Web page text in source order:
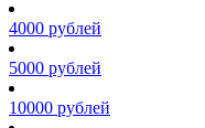
4000 рублей
5000 рублей
10000 рублей